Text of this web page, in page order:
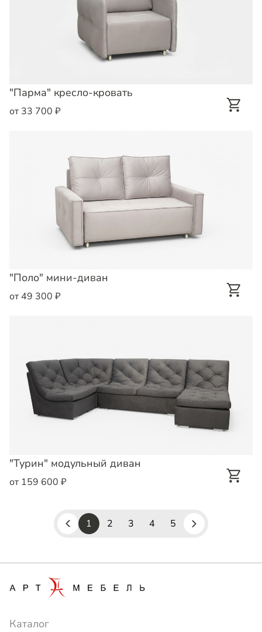
"Парма" кресло-кровать
от 33 700 ₽
"Поло" мини-диван
от 49 300 ₽
"Турин" модульный диван
от 159 600 ₽
1 2 3 4 5
Каталог